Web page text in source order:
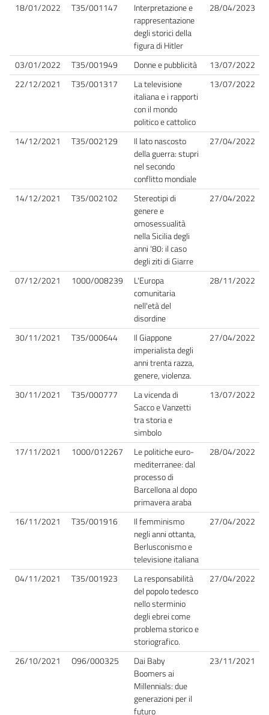
18/01/2022 T35/001147
Interpretazione e
rappresentazione
degli storici della
figura di Hitler
28/04/2023
03/01/2022 T35/001949 Donne e pubblicità
13/07/2022
22/12/2021
T35/001317
La televisione
italiana e i rapporti
con il mondo
politico e cattolico
13/07/2022
14/12/2021 T35/002129
Il lato nascosto
della guerra: stupri
nel secondo
conflitto mondiale
27/04/2022
14/12/2021 T35/002102
Stereotipi di
genere e
omosessualità
nella Sicilia degli
anni '80: il caso
degli ziti di Giarre
27/04/2022
07/12/2021 1000/008239
L'Europa
comunitaria
nell'età del
disordine
28/11/2022
30/11/2021 T35/000644
Il Giappone
imperialista degli
anni trenta razza,
genere, violenza.
27/04/2022
30/11/2021 T35/000777
La vicenda di
Sacco e Vanzetti
tra storia e
simbolo
13/07/2022
17/11/2021 1000/012267
Le politiche euro-
mediterranee: dal
processo di
Barcellona al dopo
primavera araba
28/04/2022
16/11/2021 T35/001916
Il femminismo
negli anni ottanta,
Berlusconismo e
televisione italiana
27/04/2022
04/11/2021 T35/001923
La responsabilità
del popolo tedesco
nello sterminio
degli ebrei come
problema storico e
storiografico.
27/04/2022
26/10/2021 O96/000325
Dai Baby
Boomers ai
Millennials: due
generazioni per il
futuro
23/11/2021